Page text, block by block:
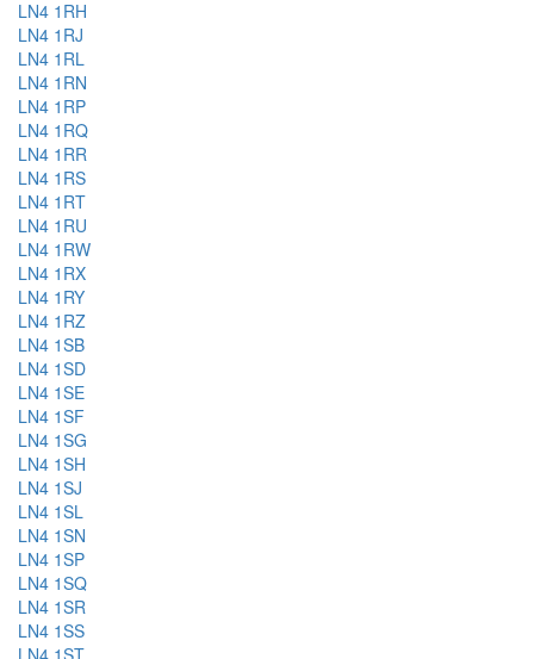
LN4 1RH
LN4 1RJ
LN4 1RL
LN4 1RN
LN4 1RP
LN4 1RQ
LN4 1RR
LN4 1RS
LN4 1RT
LN4 1RU
LN4 1RW
LN4 1RX
LN4 1RY
LN4 1RZ
LN4 1SB
LN4 1SD
LN4 1SE
LN4 1SF
LN4 1SG
LN4 1SH
LN4 1SJ
LN4 1SL
LN4 1SN
LN4 1SP
LN4 1SQ
LN4 1SR
LN4 1SS